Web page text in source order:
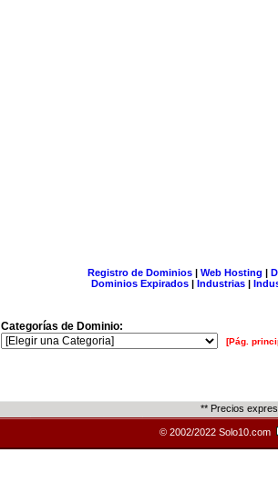
Registro de Dominios| Web Hosting |
Dominios Expirados | Industrias |
Categorías de Dominio:
[Pág.
** Precios
© 2002/2022 Solo10.com